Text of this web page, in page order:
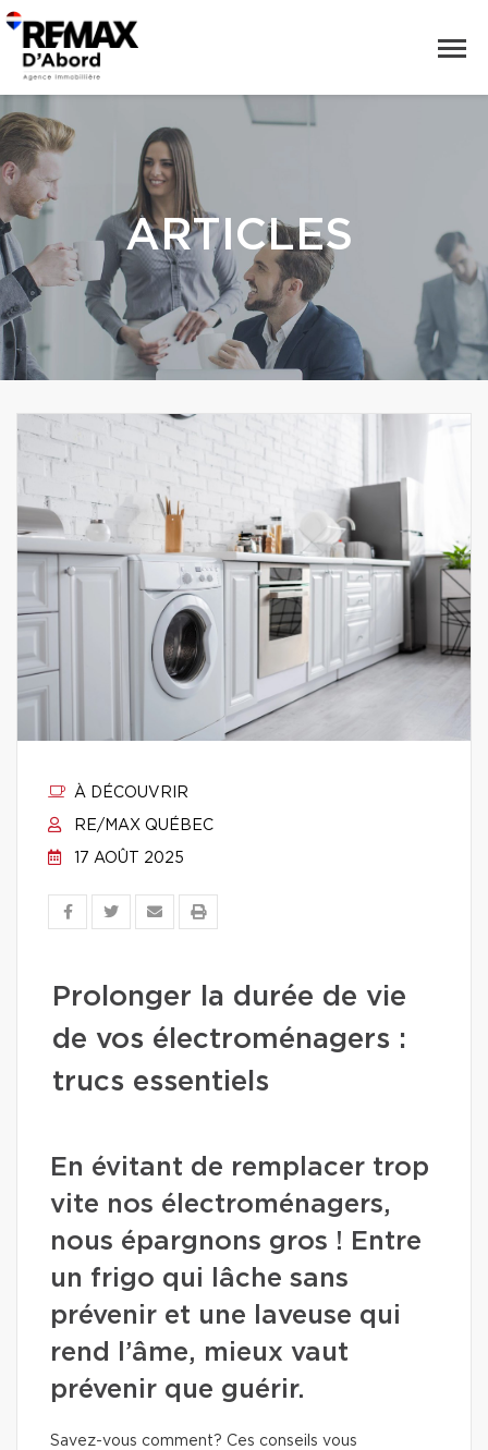
ARTICLES
À DÉCOUVRIR
RE/MAX QUÉBEC
17 AOÛT 2025
Prolonger la durée de vie
de vos électroménagers :
trucs essentiels
En évitant de remplacer trop
vite nos électroménagers,
nous épargnons gros ! Entre
un frigo qui lâche sans
prévenir et une laveuse qui
rend l’âme, mieux vaut
prévenir que guérir.
Savez-vous comment? Ces conseils vous